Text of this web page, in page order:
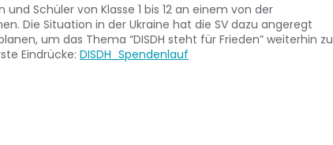
Schüler von Klasse 1 bis 12 an einem von der
Die Situation in der Ukraine hat die SV dazu angeregt
um das Thema “DISDH steht für Frieden” weiterhin zu
Eindrücke: DISDH_Spendenlauf